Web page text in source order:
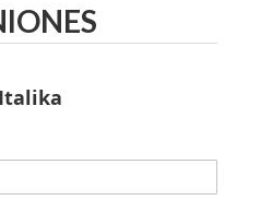
Italika